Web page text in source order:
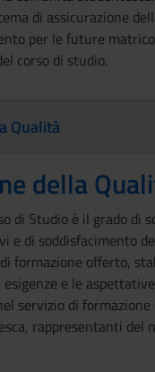
di assicurazione
per le future
corso di studio.
Qualità
della
di Studio è il grado di
e di soddisfacimento
formazione offerto,
e le
servizio di
rappresentanti del